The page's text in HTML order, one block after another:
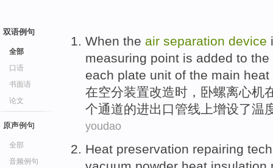
双语例句
全部
口语
书面语
论文
原声例句
全部
音频例句
When the air separation device
measuring point is added to the
each plate unit of the main heat
在空分装置改造时，卧螺离心机
个通道的进出口管线 上增设了温
youdao
Heat preservation repairing